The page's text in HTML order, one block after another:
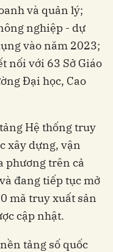
và quản lý;
nghiệp - dự
vào năm 2023;
nối với 63 Sở Giáo
Đại học, Cao
Hệ thống truy
xây dựng, vận
phương trên cả
đang tiếp tục mở
mã truy xuất sản
cập nhật.
tảng số quốc